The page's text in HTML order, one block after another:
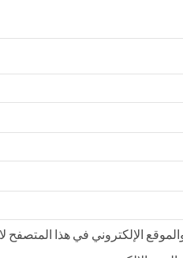
الإلكتروني في هذا المتصفح